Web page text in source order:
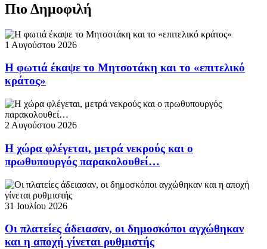
Πιο Δημοφιλή
1 Αυγούστου 2026
Η φωτιά έκαψε το Μητσοτάκη και το «επιτελικό
κράτος»
2 Αυγούστου 2026
Η χώρα φλέγεται, μετρά νεκρούς και ο
πρωθυπουργός παρακολουθεί…
31 Ιουλίου 2026
Οι πλατείες άδειασαν, οι δημοσκόποι αγχώθηκαν
και η αποχή γίνεται ρυθμιστής